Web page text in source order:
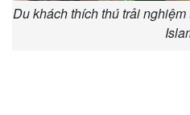
Du khách thích thú trải